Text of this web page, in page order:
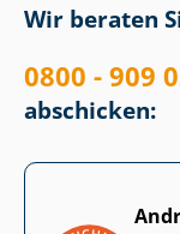
Wir beraten
0800 - 909
abschicken: